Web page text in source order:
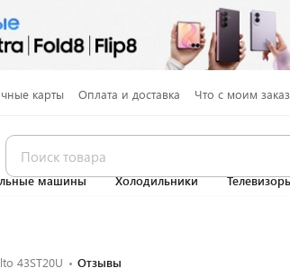
карты Оплата и доставка Что с моим
машины Холодильники
43ST20U Отзывы